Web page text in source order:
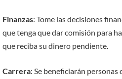
Finanzas: Tome las decisiones
que tenga que dar comisión para
que reciba su dinero pendiente.
Carrera: Se beneficiarán